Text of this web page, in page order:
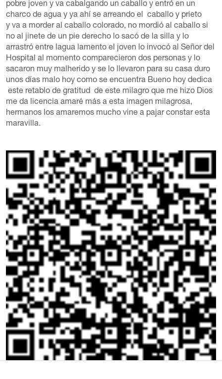
pobre joven y va cabalgando un caballo y entró en un
charco de agua y ya ahí se arreando el caballo y prieto
y va a morder al caballo colorado, no mordió al caballo si
no al jinete de un pie derecho lo sacó de la silla y lo
arrastró entre lagua lamento el joven lo invocó al Señor del
Hospital al momento comparecieron dos personas y lo
sacaron muy malherido y se lo llevaron para su casa duro
unos días malo hoy como se encuentra Bueno hoy dedica
este retablo de gratitud de este milagro que me hizo Dios
me da licencia amaré más a esta imagen milagrosa,
hermanos los amaremos mucho vine a pajar constar esta
maravilla.